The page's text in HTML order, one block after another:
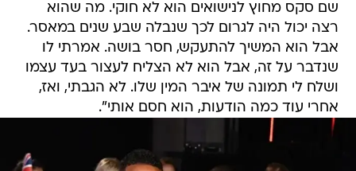
שם סקס מחוץ לנישואים הוא לא חוקי. מה שהוא
רצה יכול היה לגרום לכך שנבלה שבע שנים במאסר.
אבל הוא המשיך להתעקש, חסר בושה. אמרתי לו
שנדבר על זה, אבל הוא לא הצליח לעצור בעד עצמו
ושלח לי תמונה של איבר המין שלו. לא הגבתי, ואז,
אחרי עוד כמה הודעות, הוא חסם אותי".